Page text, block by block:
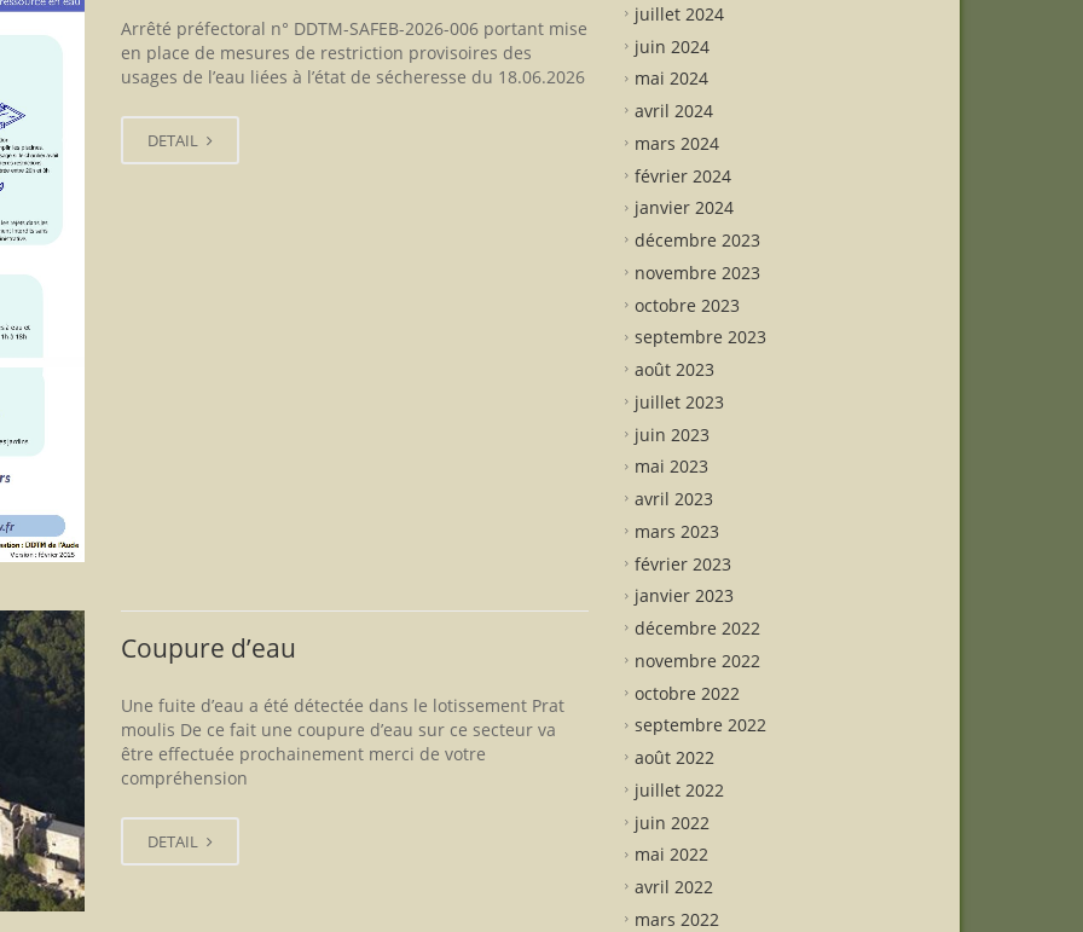
Arrêté préfectoral n° DDTM-SAFEB-2026-006 portant mise
en place de mesures de restriction provisoires des
usages de l’eau liées à l’état de sécheresse du 18.06.2026
DETAIL
Coupure d’eau
Une fuite d’eau a été détectée dans le lotissement Prat
moulis De ce fait une coupure d’eau sur ce secteur va
être effectuée prochainement merci de votre
compréhension
DETAIL
juillet 2024
juin 2024
mai 2024
avril 2024
mars 2024
février 2024
janvier 2024
décembre 2023
novembre 2023
octobre 2023
septembre 2023
août 2023
juillet 2023
juin 2023
mai 2023
avril 2023
mars 2023
février 2023
janvier 2023
décembre 2022
novembre 2022
octobre 2022
septembre 2022
août 2022
juillet 2022
juin 2022
mai 2022
avril 2022
mars 2022